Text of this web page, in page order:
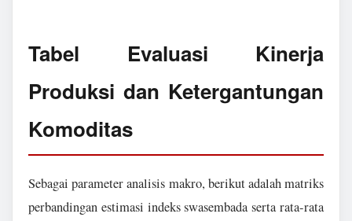
Tabel Evaluasi Kinerja
Produksi dan Ketergantungan
Komoditas
Sebagai parameter analisis makro, berikut adalah matriks
perbandingan estimasi indeks swasembada serta rata-rata